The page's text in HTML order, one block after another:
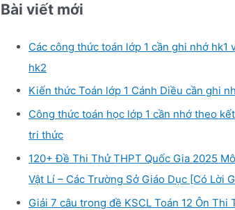
Bài viết mới
Các công thức toán lớp 1 cần ghi nhớ hk1
hk2
Kiến thức Toán lớp 1 Cánh Diều cần ghi
Công thức toán học lớp 1 cần nhớ theo
tri thức
120+ Đề Thi Thử THPT Quốc Gia 2025
Vật Lí – Các Trường Sở Giáo Dục [Có Lời
Giải 7 câu trong đề KSCL Toán 12 Ôn Thi